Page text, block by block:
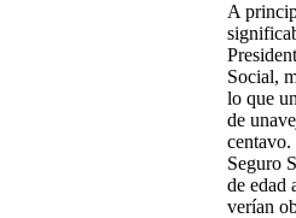
A
Social,
lo que
de
Seguro
de edad
verían